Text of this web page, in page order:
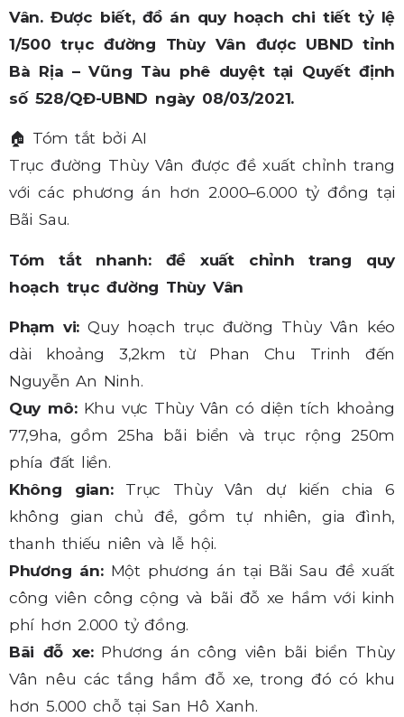
Vân. Được biết, đồ án quy hoạch chi tiết tỷ lệ
1/500 trục đường Thùy Vân được UBND tỉnh
Bà Rịa – Vũng Tàu phê duyệt tại Quyết định
số 528/QĐ-UBND ngày 08/03/2021.
🏠 Tóm tắt bởi AI
Trục đường Thùy Vân được đề xuất chỉnh trang
với các phương án hơn 2.000–6.000 tỷ đồng tại
Bãi Sau.
Tóm tắt nhanh: đề xuất chỉnh trang quy
hoạch trục đường Thùy Vân
Phạm vi: Quy hoạch trục đường Thùy Vân kéo
dài khoảng 3,2km từ Phan Chu Trinh đến
Nguyễn An Ninh.
Quy mô: Khu vực Thùy Vân có diện tích khoảng
77,9ha, gồm 25ha bãi biển và trục rộng 250m
phía đất liền.
Không gian:
Trục Thùy Vân dự kiến chia 6
không gian chủ đề, gồm tự nhiên, gia đình,
thanh thiếu niên và lễ hội.
Phương án: Một phương án tại Bãi Sau đề xuất
công viên công cộng và bãi đỗ xe hầm với kinh
phí hơn 2.000 tỷ đồng.
Bãi đỗ xe: Phương án công viên bãi biển Thùy
Vân nêu các tầng hầm đỗ xe, trong đó có khu
hơn 5.000 chỗ tại San Hô Xanh.